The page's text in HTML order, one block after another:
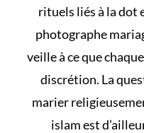
rituels liés à la dot
photographe
veille à ce que
discrétion. La
marier
islamest